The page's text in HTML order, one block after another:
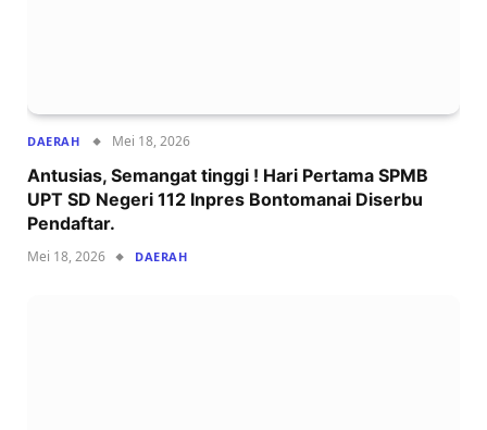
DAERAH Mei 18, 2026
Antusias, Semangat tinggi ! Hari Pertama SPMB
UPT SD Negeri 112 Inpres Bontomanai Diserbu
Pendaftar.
Mei 18, 2026 DAERAH